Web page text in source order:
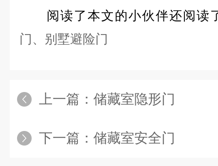
阅读了本文的小伙伴还阅读
门 、 别墅避险门
上一篇： 储藏室隐形门
下一篇： 储藏室安全门